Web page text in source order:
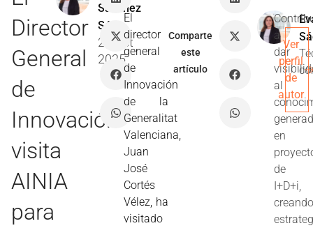
Director
General
de
Innovación
visita
AINIA
para
Sánchez
Sáez
21 Oct
2025
El
director
general
de
Innovación
de la
Generalitat
Valenciana,
Juan
José
Cortés
Vélez, ha
visitado
Comparte
este
artículo
a
dar
al
en
de
I+D+i,
Ver
perfil
de
autor